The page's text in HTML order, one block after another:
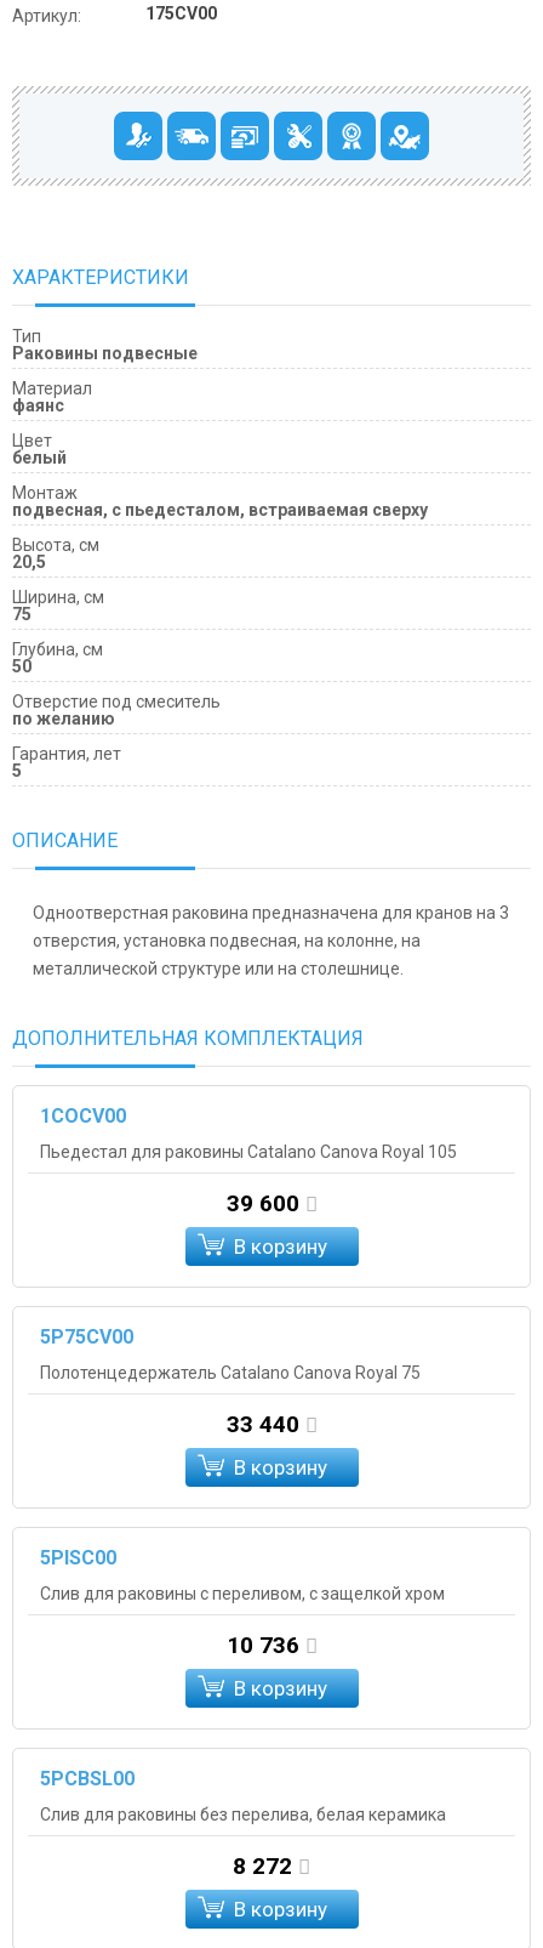
Артикул:
175CV00
ХАРАКТЕРИСТИКИ
Тип
Раковины подвесные
Материал
фаянс
Цвет
белый
Монтаж
подвесная, с пьедесталом, встраиваемая сверху
Высота, см
20,5
Ширина, см
75
Глубина, см
50
Отверстие под смеситель
по желанию
Гарантия, лет
5
ОПИСАНИЕ
Одноотверстная раковина предназначена для кранов на 3
отверстия, установка подвесная, на колонне, на
металлической структуре или на столешнице.
ДОПОЛНИТЕЛЬНАЯ КОМПЛЕКТАЦИЯ
1COCV00
Пьедестал для раковины Catalano Canova Royal 105
39 600
В корзину
5P75CV00
Полотенцедержатель Catalano Canova Royal 75
33 440
В корзину
5PISC00
Слив для раковины с переливом, с защелкой хром
10 736
В корзину
5PCBSL00
Слив для раковины без перелива, белая керамика
8 272
В корзину